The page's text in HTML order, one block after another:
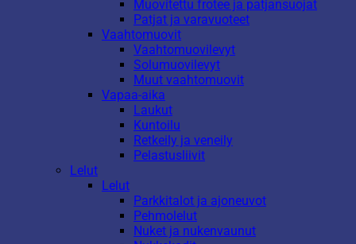
Muovitettu frotee ja patjansuojat
Patjat ja varavuoteet
Vaahtomuovit
Vaahtomuovilevyt
Solumuovilevyt
Muut vaahtomuovit
Vapaa-aika
Laukut
Kuntoilu
Retkeily ja veneily
Pelastusliivit
Lelut
Lelut
Parkkitalot ja ajoneuvot
Pehmolelut
Nuket ja nukenvaunut